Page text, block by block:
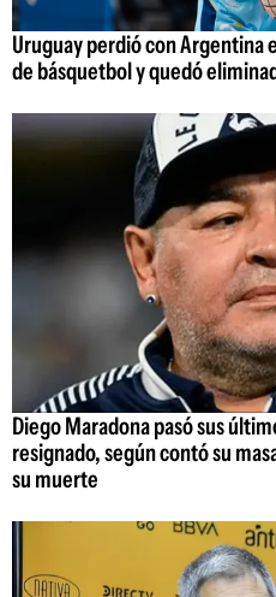
Uruguay perdió con Argentina
de básquetbol y quedó
Diego Maradona pasó sus
resignado, según contó su
su muerte